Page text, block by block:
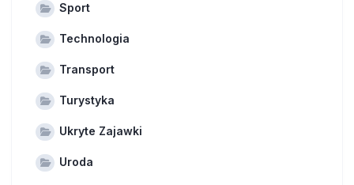
Sport
Technologia
Transport
Turystyka
Ukryte Zajawki
Uroda